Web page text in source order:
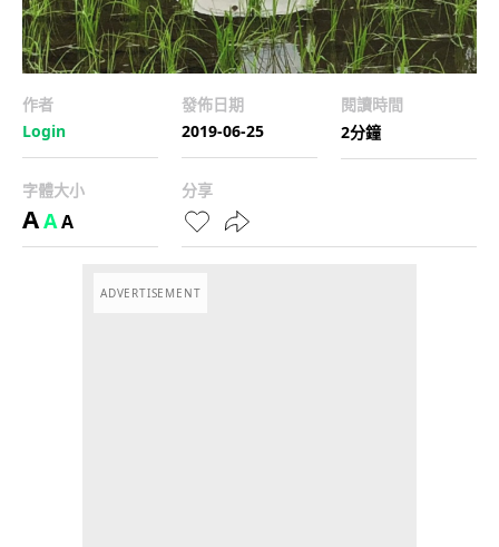
作者
Login
發佈日期
2019-06-25
閱讀時間
2分鐘
字體大小
AAA
分享
ADVERTISEMENT